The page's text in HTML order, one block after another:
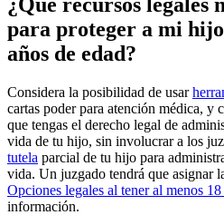
para proteger a mi
años de edad?
Considera la posibilidad de usar
cartas poder para atención médica, y
que tengas el derecho legal de
vida de tu hijo, sin involucrar a los
tutela parcial de tu hijo para
vida. Un juzgado tendrá que asignar
Opciones legales al tener al menos 18
información.